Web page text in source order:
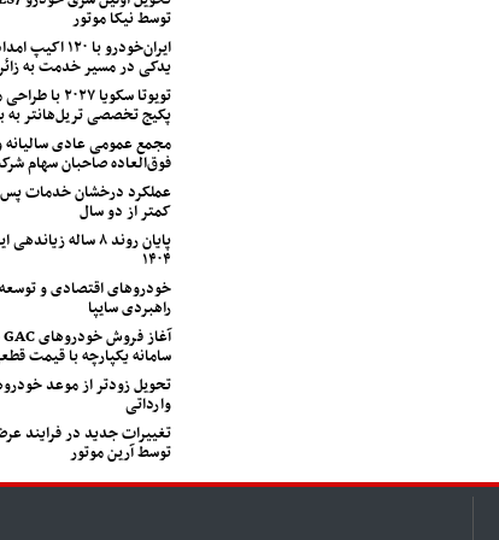
توسط نیکا موتور
یدکی در مسیر خدمت به
تویوتا سکویا
پکیج تخصصی تریل‌هانتر به
مجمع عمومی عادی
فوق‌العاده صاحبان سهام
عملکرد درخشان خدمات پس
کمتر از دو سال
پایان روند ۸ ساله
۱۴۰۴
خودروهای اقتصادی و
راهبردی سایپا
سامانه یکپارچه با قیمت
تحویل زودتر از موعد
وارداتی
تغییرات جدید در فرایند
توسط آرین موتور